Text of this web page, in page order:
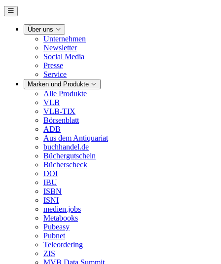
Über uns
Unternehmen
Newsletter
Social Media
Presse
Service
Marken und Produkte
Alle Produkte
VLB
VLB-TIX
Börsenblatt
ADB
Aus dem Antiquariat
buchhandel.de
Büchergutschein
Bücherscheck
DOI
IBU
ISBN
ISNI
medien.jobs
Metabooks
Pubeasy
Pubnet
Teleordering
ZIS
MVB Data Summit